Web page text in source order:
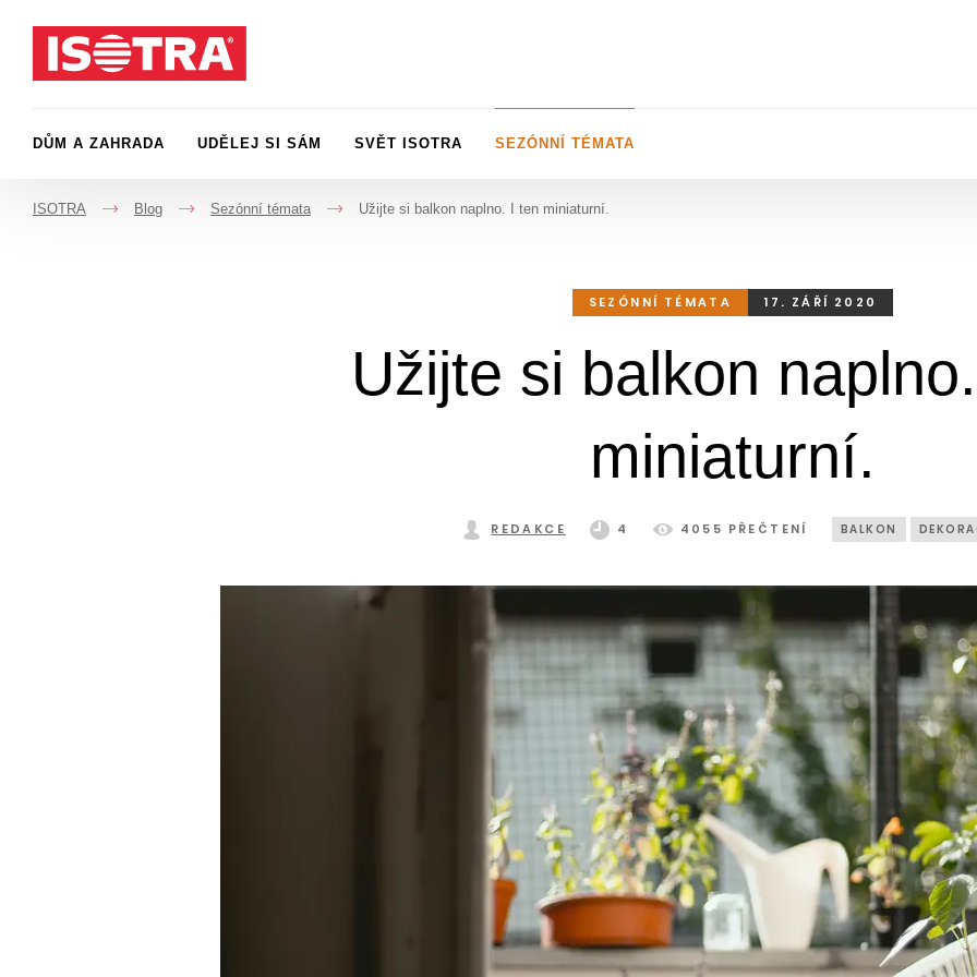
DŮM A ZAHRADA UDĚLEJ SI SÁM SVĚT ISOTRA SEZÓNNÍ TÉMATA
ISOTRA
->
Blog
->
Sezónní témata
->
Užijte si balkon naplno. I ten miniaturní.
SEZÓNNÍ TÉMATA 17. ZÁŘÍ 2020
Užijte si balkon
miniaturní.
REDAKCE 4 4055 PŘEČTENÍ BALKON